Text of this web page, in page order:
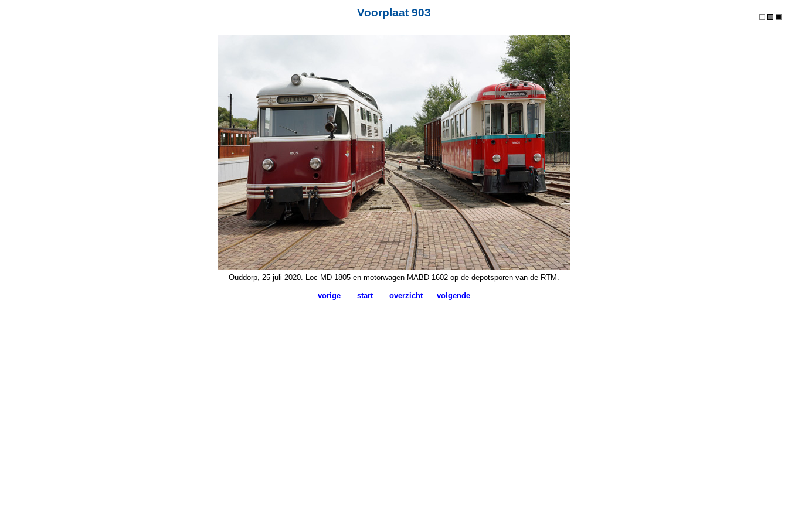
Voorplaat 903
Ouddorp, 25 juli 2020. Loc MD 1805 en motorwagen MABD 1602 op de depotsporen van de RTM.
vorige start overzicht volgende